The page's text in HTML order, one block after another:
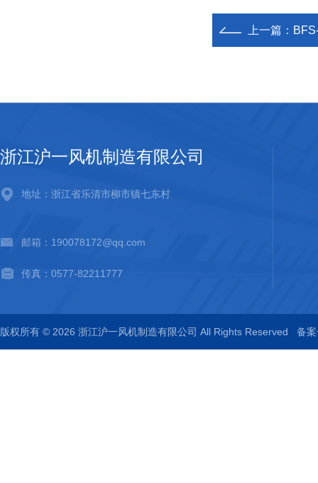
上一篇：
浙江沪一风机制造有限公司
地址：浙江省乐清市柳市镇七东村
邮箱：190078172@qq.com
传真：0577-82211777
版权所有 © 2026 浙江沪一风机制造有限公司 All Rights Reserved 备